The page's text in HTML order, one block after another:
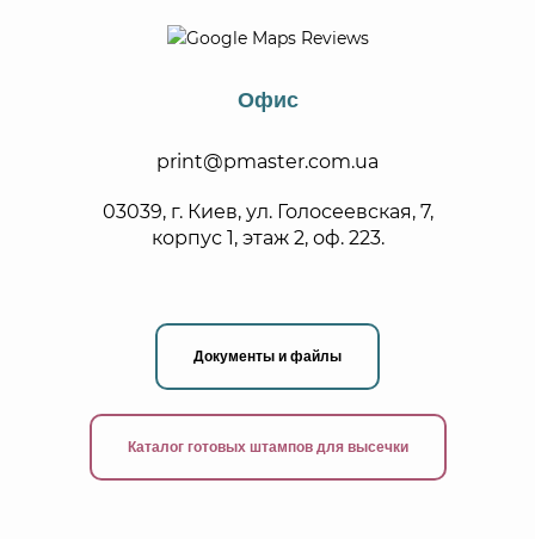
Офис
print@pmaster.com.ua
03039, г. Киев, ул. Голосеевская, 7,
корпус 1, этаж 2, оф. 223.
Документы и файлы
Каталог готовых штампов для высечки